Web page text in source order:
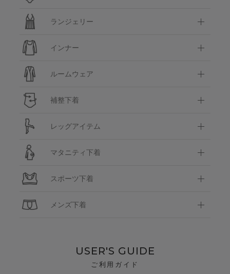
ランジェリー
インナー
ルームウェア
補整下着
レッグアイテム
マタニティ下着
スポーツ下着
メンズ下着
USER'S GUIDE
ご利用ガイド